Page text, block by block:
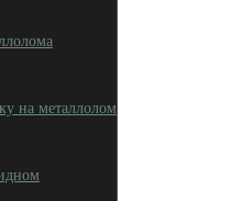
на металлолом